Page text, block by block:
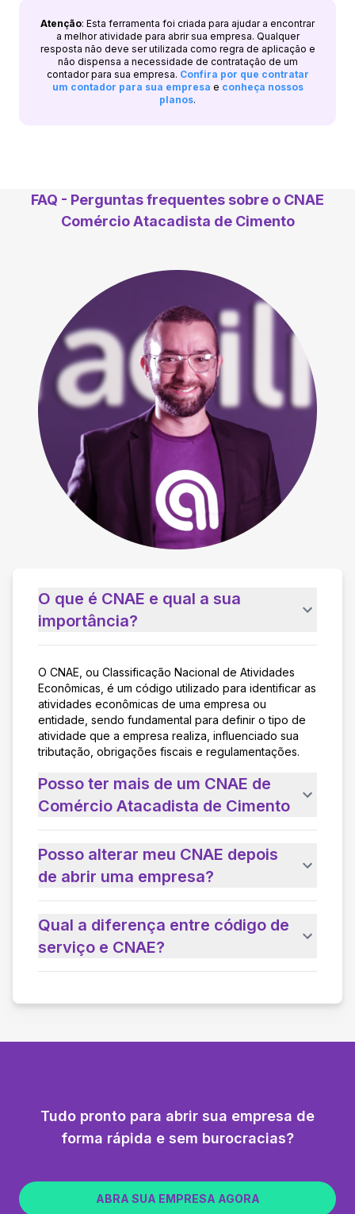
Atenção: Esta ferramenta foi criada para ajudar a encontrar
a melhor atividade para abrir sua empresa. Qualquer
resposta não deve ser utilizada como regra de aplicação e
não dispensa a necessidade de contratação de um
contador para sua empresa. Confira por que contratar
um contador para sua empresa e conheça nossos
planos.
FAQ - Perguntas frequentes sobre o CNAE
Comércio Atacadista de Cimento
O que é CNAE e qual a sua
importância?
O CNAE, ou Classificação Nacional de Atividades
Econômicas, é um código utilizado para identificar as
atividades econômicas de uma empresa ou
entidade, sendo fundamental para definir o tipo de
atividade que a empresa realiza, influenciado sua
tributação, obrigações fiscais e regulamentações.
Posso ter mais de um CNAE de
Comércio Atacadista de Cimento
Posso alterar meu CNAE depois
de abrir uma empresa?
Qual a diferença entre código de
serviço e CNAE?
Tudo pronto para abrir sua empresa de
forma rápida e sem burocracias?
ABRA SUA EMPRESA AGORA